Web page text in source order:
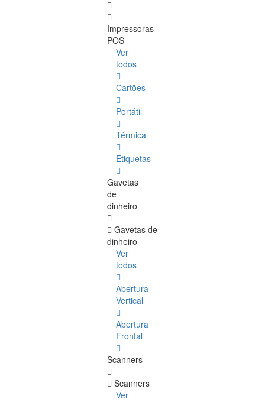
Impressoras
POS
Ver
todos
Cartões
Portátil
Térmica
Etiquetas
Gavetas
de
dinheiro
Gavetas de
dinheiro
Ver
todos
Abertura
Vertical
Abertura
Frontal
Scanners
Scanners
Ver